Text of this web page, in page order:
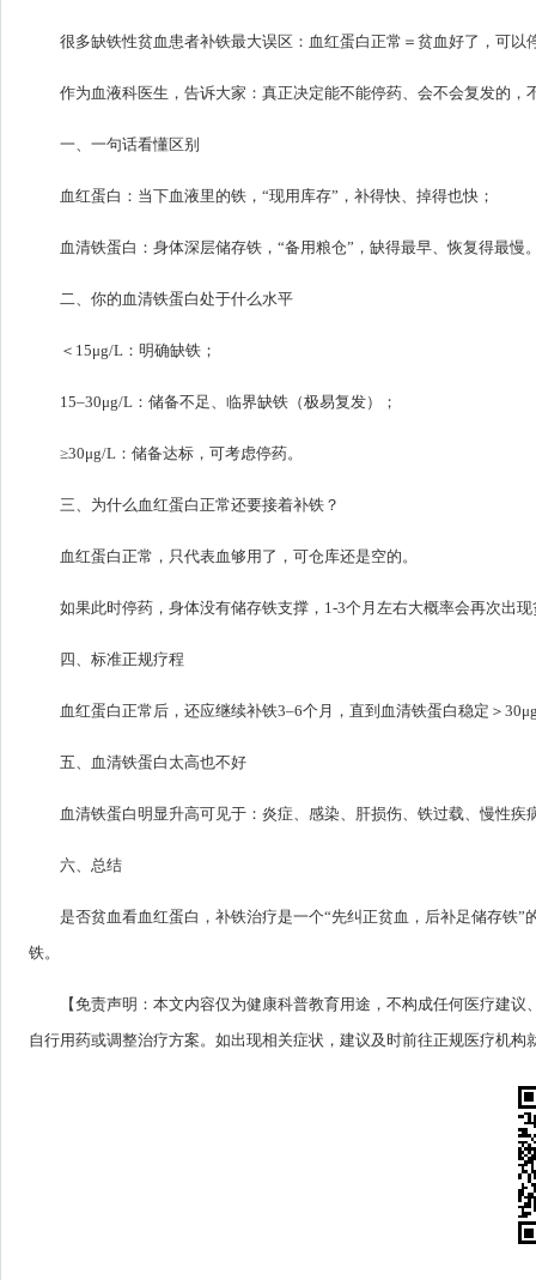
很多缺铁性贫血患者补铁最大误区：血红蛋白正常＝贫血好了，可以
作为血液科医生，告诉大家：真正决定能不能停药、会不会复发的，
一、一句话看懂区别
血红蛋白：当下血液里的铁，“现用库存”，补得快、掉得也快；
血清铁蛋白：身体深层储存铁，“备用粮仓”，缺得最早、恢复得最慢
二、你的血清铁蛋白处于什么水平
＜15μg/L：明确缺铁；
15–30μg/L：储备不足、临界缺铁（极易复发）；
≥30μg/L：储备达标，可考虑停药。
三、为什么血红蛋白正常还要接着补铁？
血红蛋白正常，只代表血够用了，可仓库还是空的。
如果此时停药，身体没有储存铁支撑，1-3个月左右大概率会再次出
四、标准正规疗程
血红蛋白正常后，还应继续补铁3–6个月，直到血清铁蛋白稳定＞
五、血清铁蛋白太高也不好
血清铁蛋白明显升高可见于：炎症、感染、肝损伤、铁过载、慢性疾
六、总结
是否贫血看血红蛋白，补铁治疗是一个“先纠正贫血，后补足储存铁
铁。
【免责声明：本文内容仅为健康科普教育用途，不构成任何医疗建
自行用药或调整治疗方案。如出现相关症状，建议及时前往正规医疗机构